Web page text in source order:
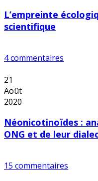
L’empreinte
scientifique
4 commentaires
21
Août
2020
Néonicotinoïdes :
ONG et de leur
15 commentaires